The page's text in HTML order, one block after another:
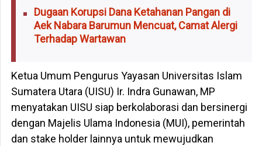
Dugaan Korupsi Dana Ketahanan Pangan di
Aek Nabara Barumun Mencuat, Camat Alergi
Terhadap Wartawan
Ketua Umum Pengurus Yayasan Universitas Islam
Sumatera Utara (UISU) Ir. Indra Gunawan, MP
menyatakan UISU siap berkolaborasi dan bersinergi
dengan Majelis Ulama Indonesia (MUI), pemerintah
dan stake holder lainnya untuk mewujudkan